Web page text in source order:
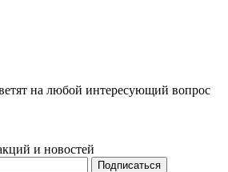
на любой интересующий вопрос
и новостей
Подписаться